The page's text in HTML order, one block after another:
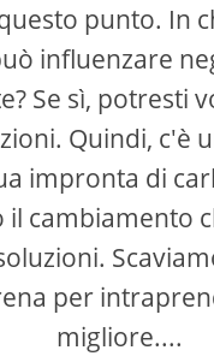
punto. In
influenzare
Se sì, potresti
Quindi, c'è
impronta di
il cambiamento
per
migliore....